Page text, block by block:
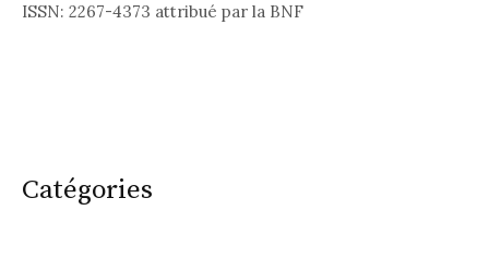
ISSN: 2267-4373 attribué par la BNF
Catégories